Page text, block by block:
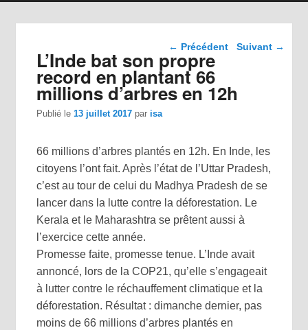
Navigation dans les
← Précédent Suivant →
L’Inde bat son propre
record en plantant 66
millions d’arbres en 12h
Publié le13 juillet 2017 par isa
66 millions d’arbres plantés en 12h. En Inde, les
citoyens l’ont fait. Après l’état de l’Uttar Pradesh,
c’est au tour de celui du Madhya Pradesh de se
lancer dans la lutte contre la déforestation. Le
Kerala et le Maharashtra se prêtent aussi à
l’exercice cette année.
Promesse faite, promesse tenue. L’Inde avait
annoncé, lors de la COP21, qu’elle s’engageait
à lutter contre le réchauffement climatique et la
déforestation. Résultat : dimanche dernier, pas
moins de 66 millions d’arbres plantés en